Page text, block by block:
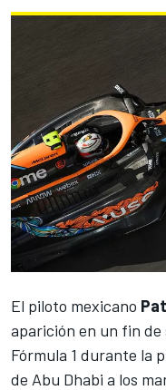
El piloto mexicano
aparición en un fin de
Fórmula 1 durante la
de Abu Dhabi a los